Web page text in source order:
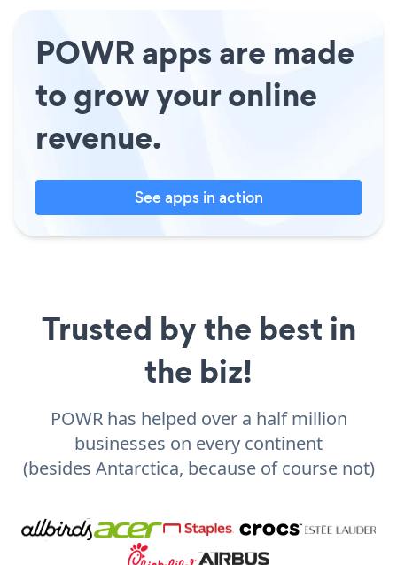
POWR apps are made
to grow your online
revenue.
See apps in action
Trusted by the best in
the biz!
POWR has helped over a half million
businesses on every continent
(besides Antarctica, because of course not)